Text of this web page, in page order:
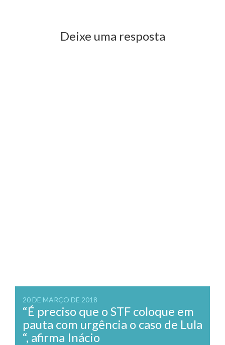
Deixe uma resposta
20 DE MARÇO DE 2018
“É preciso que o STF coloque em
pauta com urgência o caso de Lula
“, afirma Inácio